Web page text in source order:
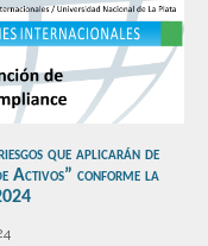
que aplicarán de
Activos” conforme la